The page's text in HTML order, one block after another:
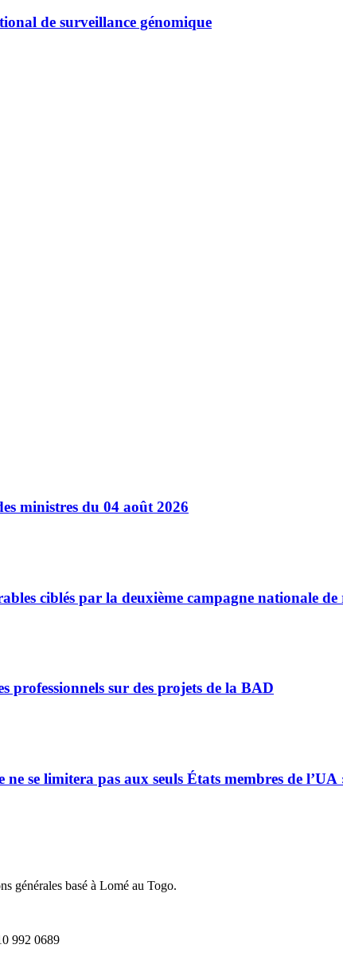
de surveillance génomique
ministres du 04 août 2026
ciblés par la deuxième campagne nationale de
professionnels sur des projets de la BAD
se limitera pas aux seuls États membres de l’UA
générales basé à Lomé au Togo.
992 0689